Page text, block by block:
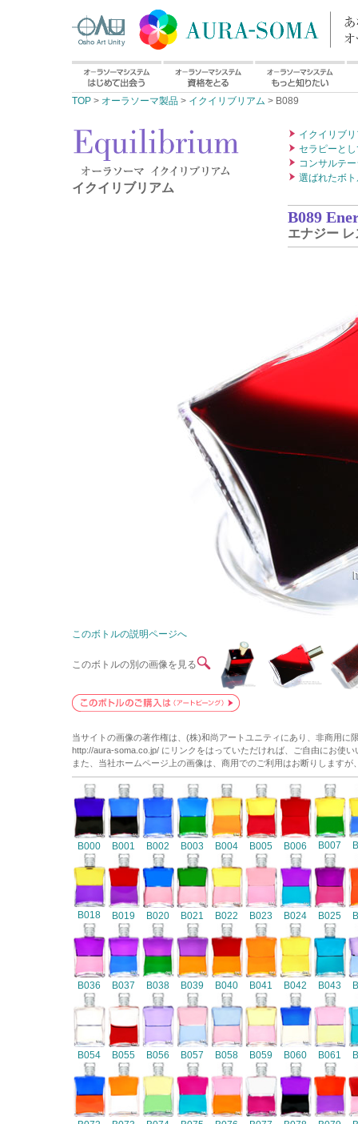
TOP > オーラソーマ製品 > イクイリブリアム > B089
イクイリブリアム
イクイリブ
セラピーと
コンサルテ
選ばれたボ
B089
エナジー
このボトルの説明ページへ
このボトルの別の画像を見る
当サイトの画像の著作権は、(株)和尚アートユニティにあり、非商用
http://aura-soma.co.jp/ にリンクをはっていただければ、ご自由にお使い
また、当社ホームページ上の画像は、商用でのご利用はお断りします
B000 B001 B002 B003 B004 B005 B006 B007
B018 B019 B020 B021 B022 B023 B024 B025
B036 B037 B038 B039 B040 B041 B042 B043
B054 B055 B056 B057 B058 B059 B060 B061